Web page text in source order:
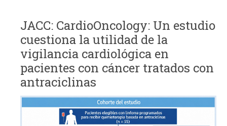
JACC: CardioOncology: Un estudio
cuestiona la utilidad de la
vigilancia cardiológica en
pacientes con cáncer tratados con
antraciclinas